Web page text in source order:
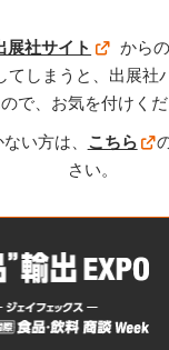
展社サイト
から
てしまうと、出展社
で、お気を付けくだ
い方は、 こちら
さい。